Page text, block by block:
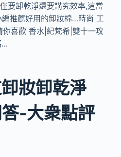
要卸乾淨還要講究效率,這當
推薦好用的卸妝棉…時尚 工
喜歡 香水|紀梵希|雙十一攻
…
妝卸乾淨
-大衆點評